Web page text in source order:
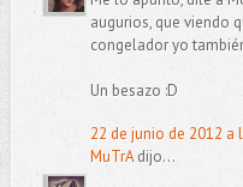
augurios, que viendo
congelador yo
Un besazo :D
22 de junio de 2012 a
MuTrAdijo...